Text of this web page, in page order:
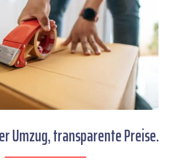
Umzug, transparente Preise.